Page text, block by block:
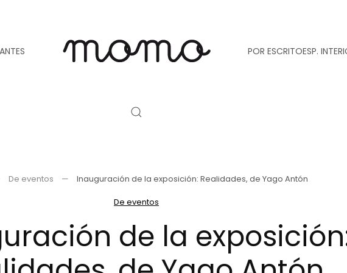
POR ESCRITOESP.
De eventos
Inauguración de la exposición: Realidades, de Yago Antón
De eventos
de la